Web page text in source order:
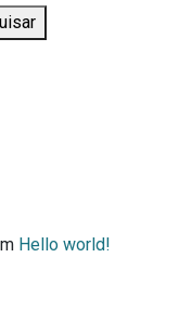
Hello world!